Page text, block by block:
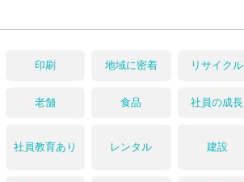
印刷 地域に密着 リサイクル
老舗 食品 社員の成長
社員教育あり レンタル 建設